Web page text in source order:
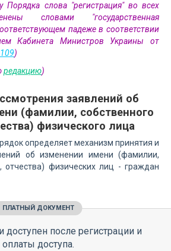
Порядка слова "регистрация" во всех
словами "государственная
падеже в соответствии
Кабинета Министров Украины от
)
редакцию)
заявлений об
(фамилии, собственного
физического лица
определяет механизм принятия и
об изменении имени (фамилии,
отчества) физических лиц - граждан
ПЛАТНЫЙ ДОКУМЕНТ
доступен после регистрации и
оплаты доступа.